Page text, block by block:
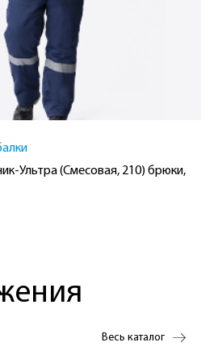
Ультра (Смесовая, 210) брюки,
Весь каталог